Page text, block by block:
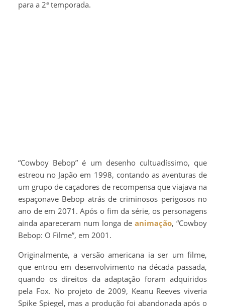
para a 2ª temporada.
“Cowboy Bebop” é um desenho cultuadíssimo, que
estreou no Japão em 1998, contando as aventuras de
um grupo de caçadores de recompensa que viajava na
espaçonave Bebop atrás de criminosos perigosos no
ano de em 2071. Após o fim da série, os personagens
ainda apareceram num longa de animação, “Cowboy
Bebop: O Filme”, em 2001.
Originalmente, a versão americana ia ser um filme,
que entrou em desenvolvimento na década passada,
quando os direitos da adaptação foram adquiridos
pela Fox. No projeto de 2009, Keanu Reeves viveria
Spike Spiegel, mas a produção foi abandonada após o